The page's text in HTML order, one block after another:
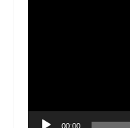
00:00